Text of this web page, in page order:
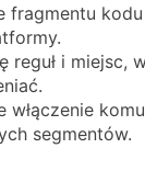
fragmentu
reguł i miejsc,
włączenie
segmentów.